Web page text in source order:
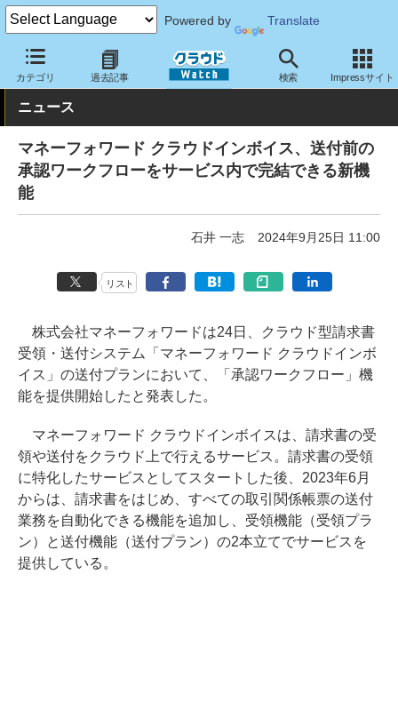
Powered by Translate
カテゴリ 過去記事 検索 Impressサイト
クラウド Watch サービス・ソフト サービス 業務関連
ニュース
マネーフォワード クラウドインボイス、送付前の
承認ワークフローをサービス内で完結できる新機
能
石井 一志 2024年9月25日 11:00
リスト
株式会社マネーフォワードは24日、クラウド型請求書
受領・送付システム「マネーフォワード クラウドインボ
イス」の送付プランにおいて、「承認ワークフロー」機
能を提供開始したと発表した。
マネーフォワード クラウドインボイスは、請求書の受
領や送付をクラウド上で行えるサービス。請求書の受領
に特化したサービスとしてスタートした後、2023年6月
からは、請求書をはじめ、すべての取引関係帳票の送付
業務を自動化できる機能を追加し、受領機能（受領プラ
ン）と送付機能（送付プラン）の2本立てでサービスを
提供している。